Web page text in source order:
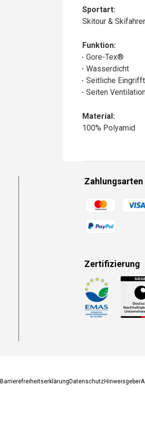
Sportart:
Skitour &
Funktion:
Gore-Tex®
Wasserdicht
Seitliche
Seiten
Material:
100% Polyamid
Zahlungsarten
Zahlungsmethoden
Zertifizierung
Barrierefreiheitserklärung DatenschutzHinweisgeber